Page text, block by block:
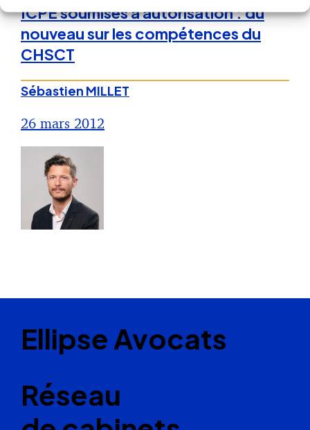
ICPE soumises à autorisation : du
nouveau sur les compétences du
CHSCT
Sébastien MILLET
26 mars 2012
Ellipse Avocats
Réseau